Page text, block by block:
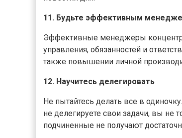
11. Будьте эффективным
Эффективные менеджеры
управления, обязанностей и
также повышении личной
12. Научитесь делегировать
Не пытайтесь делать все в
не делегируете свои задачи, вы не
подчиненные не получают